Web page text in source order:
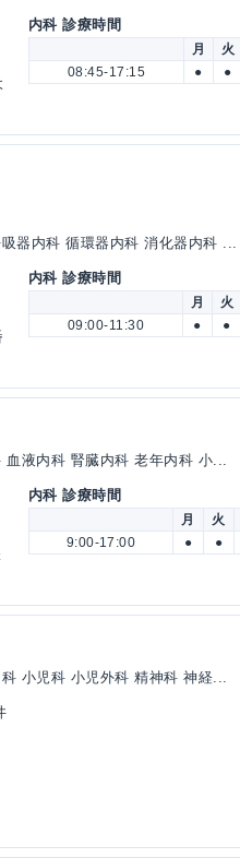
内科 診療時間
月 火
08:45-17:15
● ●
器内科 循環器内科 消化器内科 ...
内科 診療時間
月 火
09:00-11:30
● ●
血液内科 腎臓内科 老年内科 小...
内科 診療時間
月 火
9:00-17:00
● ●
小児科 小児外科 精神科 神経...